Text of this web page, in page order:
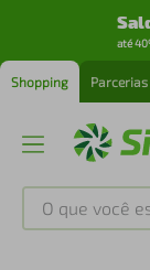
até
Shopping
O que você